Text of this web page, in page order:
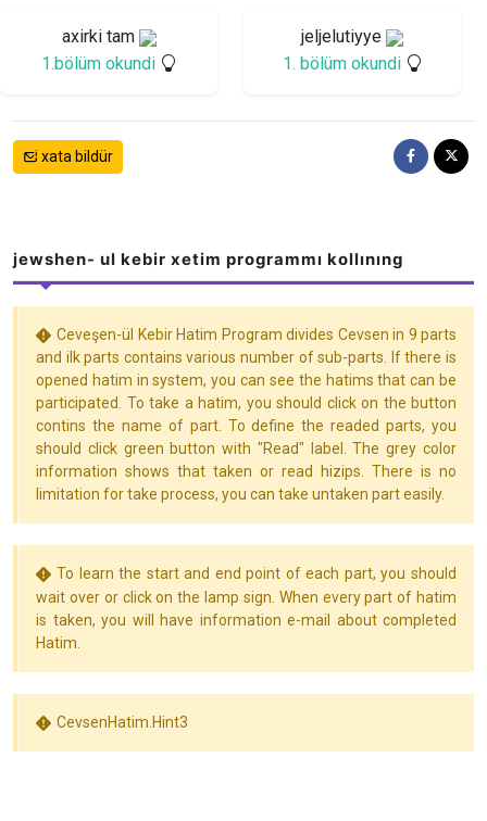
axirki tam
1.bölüm okundi
jeljelutiyye
1. bölüm okundi
xata bildür
jewshen- ul kebir xetim programmı kollınıng
Ceveşen-ül Kebir Hatim Program divides Cevsen in 9 parts
and ilk parts contains various number of sub-parts. If there is
opened hatim in system, you can see the hatims that can be
participated. To take a hatim, you should click on the button
contins the name of part. To define the readed parts, you
should click green button with "Read" label. The grey color
information shows that taken or read hizips. There is no
limitation for take process, you can take untaken part easily.
To learn the start and end point of each part, you should
wait over or click on the lamp sign. When every part of hatim
is taken, you will have information e-mail about completed
Hatim.
CevsenHatim.Hint3